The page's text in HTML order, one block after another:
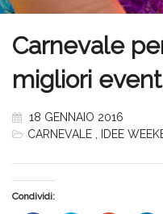
Carnevale
migliori
18 GENNAIO 2016
CARNEVALE
IDEE
Condividi: